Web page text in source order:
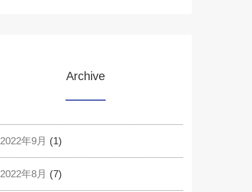
Archive
2022年9月 (1)
2022年8月 (7)